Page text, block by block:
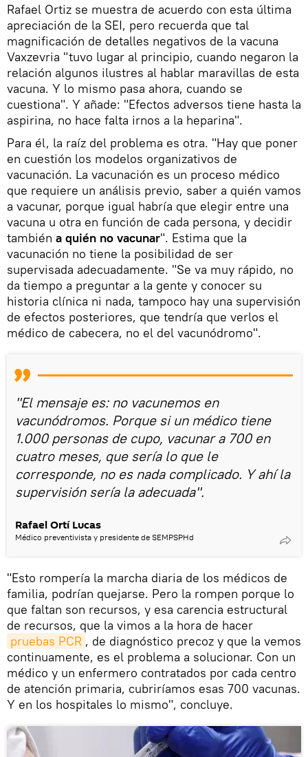
Rafael Ortiz se muestra de acuerdo con esta última
apreciación de la SEI, pero recuerda que tal
magnificación de detalles negativos de la vacuna
Vaxzevria "tuvo lugar al principio, cuando negaron la
relación algunos ilustres al hablar maravillas de esta
vacuna. Y lo mismo pasa ahora, cuando se
cuestiona". Y añade: "Efectos adversos tiene hasta la
aspirina, no hace falta irnos a la heparina".
Para él, la raíz del problema es otra. "Hay que poner
en cuestión los modelos organizativos de
vacunación. La vacunación es un proceso médico
que requiere un análisis previo, saber a quién vamos
a vacunar, porque igual habría que elegir entre una
vacuna u otra en función de cada persona, y decidir
también a quién no vacunar". Estima que la
vacunación no tiene la posibilidad de ser
supervisada adecuadamente. "Se va muy rápido, no
da tiempo a preguntar a la gente y conocer su
historia clínica ni nada, tampoco hay una supervisión
de efectos posteriores, que tendría que verlos el
médico de cabecera, no el del vacunódromo".
"El mensaje es: no vacunemos en
vacunódromos. Porque si un médico tiene
1.000 personas de cupo, vacunar a 700 en
cuatro meses, que sería lo que le
corresponde, no es nada complicado. Y ahí la
supervisión sería la adecuada".
Rafael Ortí Lucas
Médico preventivista y presidente de SEMPSPHd
"Esto rompería la marcha diaria de los médicos de
familia, podrían quejarse. Pero la rompen porque lo
que faltan son recursos, y esa carencia estructural
de recursos, que la vimos a la hora de hacer
pruebas PCR , de diagnóstico precoz y que la vemos
continuamente, es el problema a solucionar. Con un
médico y un enfermero contratados por cada centro
de atención primaria, cubriríamos esas 700 vacunas.
Y en los hospitales lo mismo", concluye.